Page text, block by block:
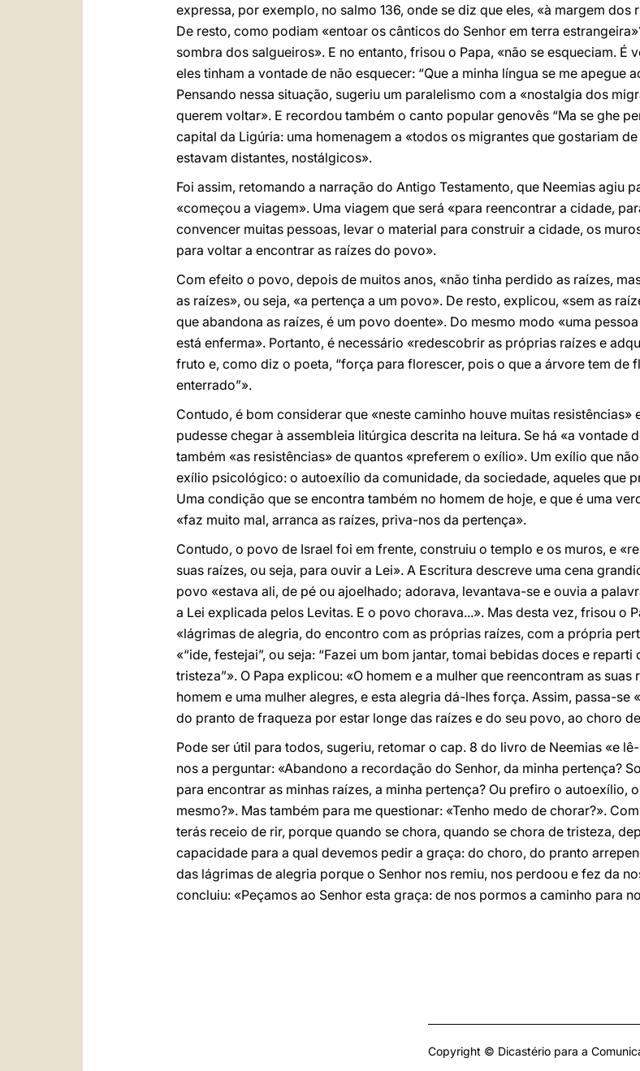
expressa, por exemplo, no salmo 136, onde se diz que eles, «à margem
De resto, como podiam «entoar os cânticos do Senhor em terra
sombra dos salgueiros». E no entanto, frisou o Papa, «não se esqueciam.
eles tinham a vontade de não esquecer: “Que a minha língua se me apegue
Pensando nessa situação, sugeriu um paralelismo com a «nostalgia dos
querem voltar». E recordou também o canto popular genovês “Ma se ghe
capital da Ligúria: uma homenagem a «todos os migrantes que gostariam
estavam distantes, nostálgicos».
Foi assim, retomando a narração do Antigo Testamento, que Neemias agiu
«começou a viagem». Uma viagem que será «para reencontrar a cidade,
convencer muitas pessoas, levar o material para construir a cidade, os
para voltar a encontrar as raízes do povo».
Com efeito o povo, depois de muitos anos, «não tinha perdido as raízes,
as raízes», ou seja, «a pertença a um povo». De resto, explicou, «sem as
que abandona as raízes, é um povo doente». Do mesmo modo «uma
está enferma». Portanto, é necessário «redescobrir as próprias raízes e
fruto e, como diz o poeta, “força para florescer, pois o que a árvore tem de
enterrado”».
Contudo, é bom considerar que «neste caminho houve muitas resistências»
pudesse chegar à assembleia litúrgica descrita na leitura. Se há «a vontade
também «as resistências» de quantos «preferem o exílio». Um exílio que
exílio psicológico: o autoexílio da comunidade, da sociedade, aqueles que
Uma condição que se encontra também no homem de hoje, e que é uma
«faz muito mal, arranca as raízes, priva-nos da pertença».
Contudo, o povo de Israel foi em frente, construiu o templo e os muros, e
suas raízes, ou seja, para ouvir a Lei». A Escritura descreve uma cena
povo «estava ali, de pé ou ajoelhado; adorava, levantava-se e ouvia a
a Lei explicada pelos Levitas. E o povo chorava...». Mas desta vez, frisou o
«lágrimas de alegria, do encontro com as próprias raízes, com a própria
«“ide, festejai”, ou seja: “Fazei um bom jantar, tomai bebidas doces e
tristeza”». O Papa explicou: «O homem e a mulher que reencontram as
homem e uma mulher alegres, e esta alegria dá-lhes força. Assim, passa-
do pranto de fraqueza por estar longe das raízes e do seu povo, ao choro
Pode ser útil para todos, sugeriu, retomar o cap. 8 do livro de Neemias «e
nos a perguntar: «Abandono a recordação do Senhor, da minha pertença?
para encontrar as minhas raízes, a minha pertença? Ou prefiro o autoexílio,
mesmo?». Mas também para me questionar: «Tenho medo de chorar?».
terás receio de rir, porque quando se chora, quando se chora de tristeza,
capacidade para a qual devemos pedir a graça: do choro, do pranto
das lágrimas de alegria porque o Senhor nos remiu, nos perdoou e fez da
concluiu: «Peçamos ao Senhor esta graça: de nos pormos a caminho para
Copyright © Dicastério para a